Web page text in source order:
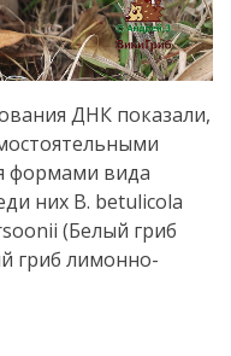
ДНК показали,
формами вида
них B. betulicola
(Белый гриб
гриб лимонно-